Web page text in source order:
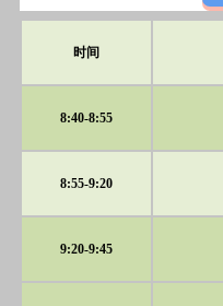
时间
8:40-8:55
8:55-9:20
9:20-9:45